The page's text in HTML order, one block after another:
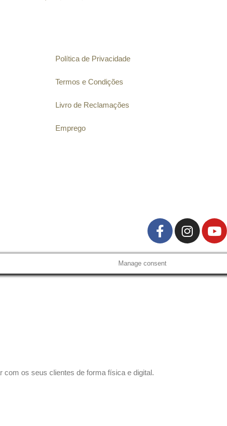
Política de Privacidade
Termos e Condições
Livro de Reclamações
Emprego
Manage consent
com os seus clientes de forma física e digital.